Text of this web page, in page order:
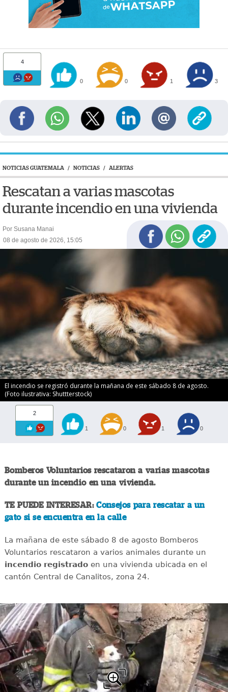
4
0 0 1 3
NOTICIAS GUATEMALA / NOTICIAS / ALERTAS
Rescatan a varias mascotas
durante incendio en una vivienda
Por Susana Manai
08 de agosto de 2026, 15:05
El incendio se registró durante la mañana de este sábado 8 de agosto.
(Foto ilustrativa: Shuttterstock)
2
1 0 1 0
Bomberos Voluntarios rescataron a varias mascotas
durante un incendio en una vivienda.
TE PUEDE INTERESAR:Consejos para rescatar a un
gato si se encuentra en la calle
La mañana de este sábado 8 de agosto Bomberos
Voluntarios rescataron a varios animales durante un
incendio registradoen una vivienda ubicada en el
cantón Central de Canalitos, zona 24.